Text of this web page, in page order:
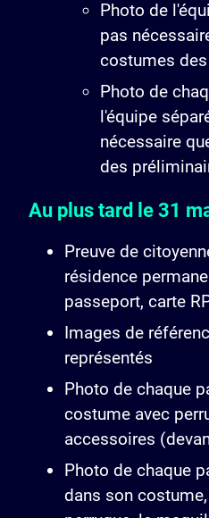
Photo de
pas
costumes
Photo de
l'équipe
nécessaire
des
Au plus tard le 31
Preuve de
résidence
passeport, carte
Images de
représentés
Photo de chaque
costume avec
accessoires
Photo de chaque
dans son